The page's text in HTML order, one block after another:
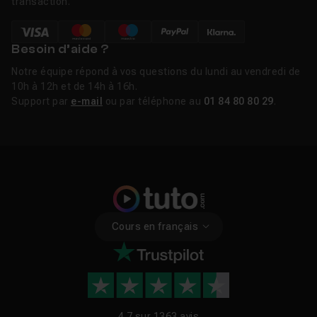
Besoin d’aide ?
Notre équipe répond à vos questions du lundi au vendredi de
10h à 12h et de 14h à 16h.
Support par e-mail ou par téléphone au 01 84 80 80 29
Cours en français